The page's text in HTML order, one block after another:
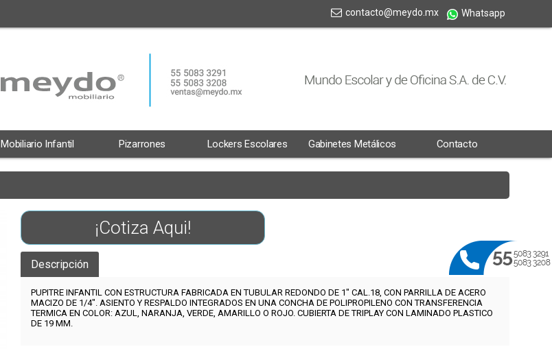
contacto@meydo.mx Whatsapp
Mobiliario Infantil Pizarrones Lockers Escolares Gabinetes Metálicos Contacto
¡Cotiza Aqui!
Descripción
PUPITRE INFANTIL CON ESTRUCTURA FABRICADA EN TUBULAR REDONDO DE 1" CAL.18, CON PARRILLA DE ACERO
MACIZO DE 1/4". ASIENTO Y RESPALDO INTEGRADOS EN UNA CONCHA DE POLIPROPILENO CON TRANSFERENCIA
TERMICA EN COLOR: AZUL, NARANJA, VERDE, AMARILLO O ROJO. CUBIERTA DE TRIPLAY CON LAMINADO PLASTICO
DE 19 MM.